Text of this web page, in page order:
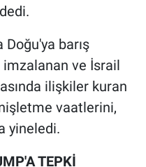
Doğu'ya barış
ve İsrail
ilişkiler kuran
vaatlerini,
yineledi.
TEPKİ